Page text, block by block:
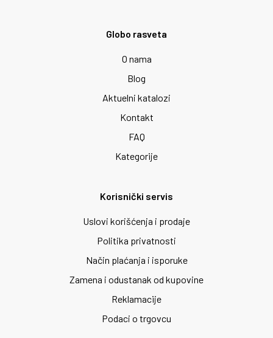
Globo rasveta
O nama
Blog
Aktuelni katalozi
Kontakt
FAQ
Kategorije
Korisnički servis
Uslovi korišćenja i prodaje
Politika privatnosti
Način plaćanja i isporuke
Zamena i odustanak od kupovine
Reklamacije
Podaci o trgovcu